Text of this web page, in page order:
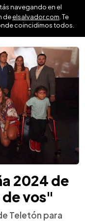
navegando en el
deelsalvador.com . Te
coincidimos todos.
2024 de
vos"
Teletón para